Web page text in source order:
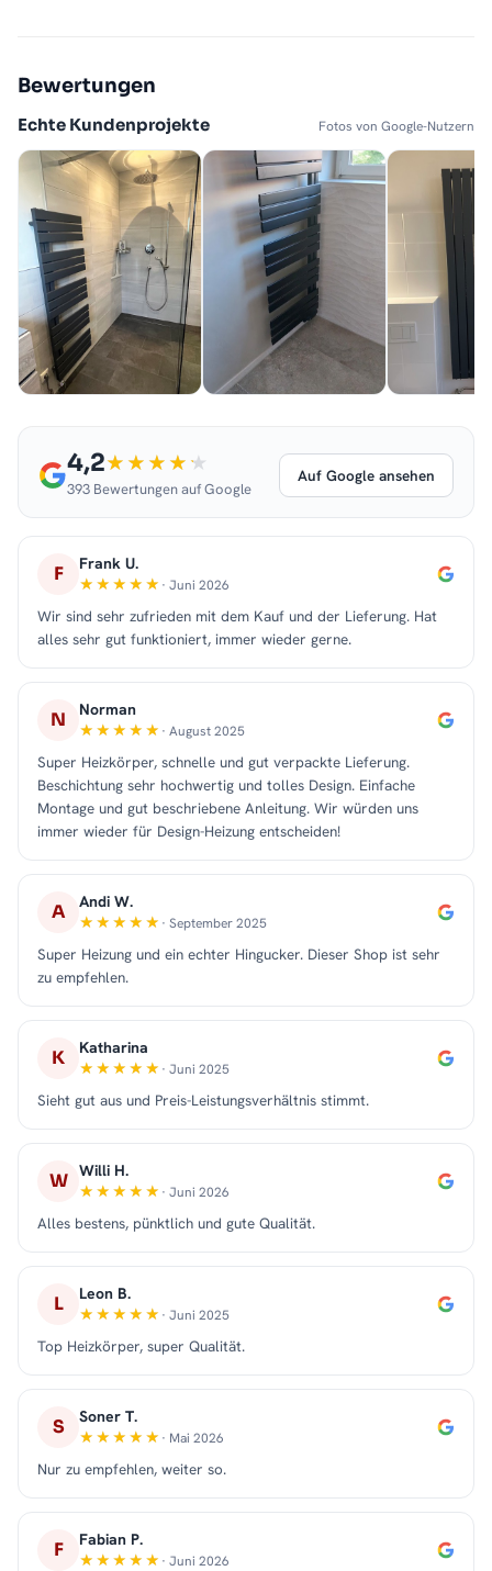
Bewertungen
Echte Kundenprojekte Fotos von Google-Nutzern
4,2
393 Bewertungen auf Google
Auf Google ansehen
F Frank U.
· Juni 2026
Wir sind sehr zufrieden mit dem Kauf und der Lieferung. Hat
alles sehr gut funktioniert, immer wieder gerne.
N Norman
· August 2025
Super Heizkörper, schnelle und gut verpackte Lieferung.
Beschichtung sehr hochwertig und tolles Design. Einfache
Montage und gut beschriebene Anleitung. Wir würden uns
immer wieder für Design-Heizung entscheiden!
A Andi W.
· September 2025
Super Heizung und ein echter Hingucker. Dieser Shop ist sehr
zu empfehlen.
K Katharina
· Juni 2025
Sieht gut aus und Preis-Leistungsverhältnis stimmt.
W Willi H.
· Juni 2026
Alles bestens, pünktlich und gute Qualität.
L Leon B.
· Juni 2025
Top Heizkörper, super Qualität.
S Soner T.
· Mai 2026
Nur zu empfehlen, weiter so.
F Fabian P.
· Juni 2026